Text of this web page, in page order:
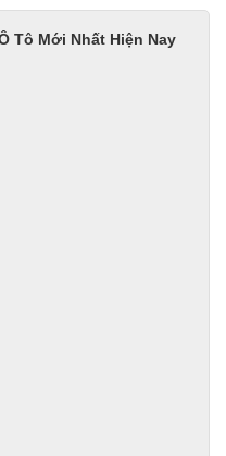
Tô Mới Nhất Hiện Nay